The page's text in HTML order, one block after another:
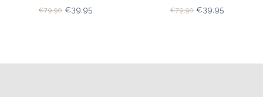
DARK GREEN MIX
€79,90 €39,95
BLUE MIX
€79,90 €39,95